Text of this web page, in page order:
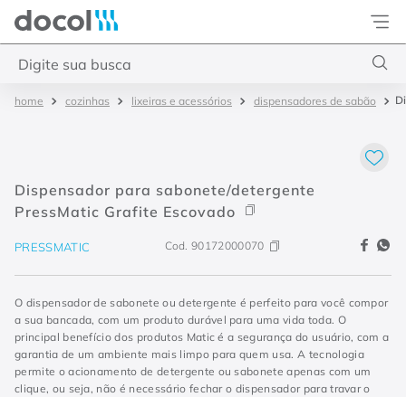
Docol
cozinhas lixeiras e acessórios dispensadores de sabão
Dispensador para sabonete/detergente
PressMatic Grafite Escovado
PRESSMATIC Cod.90172000070
O dispensador de sabonete ou detergente é perfeito para você compor
a sua bancada, com um produto durável para uma vida toda. O
principal benefício dos produtos Matic é a segurança do usuário, com a
garantia de um ambiente mais limpo para quem usa. A tecnologia
permite o acionamento de detergente ou sabonete apenas com um
clique, ou seja, não é necessário fechar o dispensador para travar o
misturador